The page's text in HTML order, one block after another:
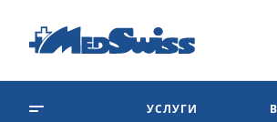
УСЛУГИ